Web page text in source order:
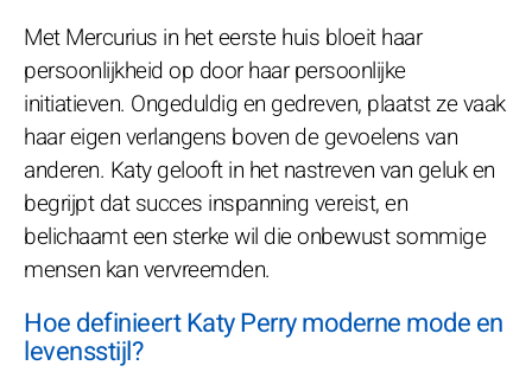
Met Mercurius in het eerste huis bloeit haar
persoonlijkheid op door haar persoonlijke
initiatieven. Ongeduldig en gedreven, plaatst ze vaak
haar eigen verlangens boven de gevoelens van
anderen. Katy gelooft in het nastreven van geluk en
begrijpt dat succes inspanning vereist, en
belichaamt een sterke wil die onbewust sommige
mensen kan vervreemden.
Hoe definieert Katy Perry moderne mode en
levensstijl?